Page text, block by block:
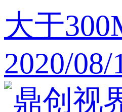
大于
2020/08/